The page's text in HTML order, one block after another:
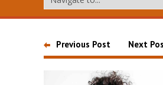
Previous Post Next